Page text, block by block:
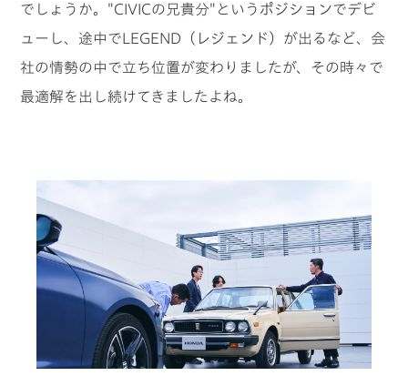
でしょうか。"CIVICの兄貴分"というポジションでデビ
ューし、途中でLEGEND（レジェンド）が出るなど、会
社の情勢の中で立ち位置が変わりましたが、その時々で
最適解を出し続けてきましたよね。